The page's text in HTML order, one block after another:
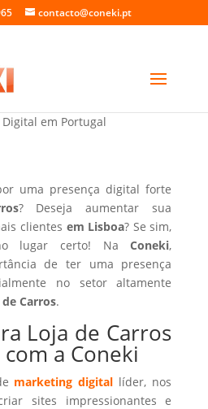
contacto@coneki.pt
de Carros em Lisboa
em Portugal
uma presença digital forte
? Deseja aumentar sua
clientes em Lisboa? Se sim,
lugar certo! NaConeki,
de ter uma presença
no setor altamente
Carros.
Loja de Carros
a Coneki
marketing digital líder, nos
sites impressionantes e